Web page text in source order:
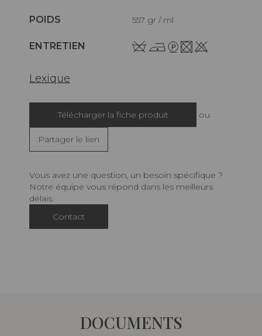
POIDS 557 gr / ml
ENTRETIEN
Lexique
Télécharger la fiche produit ou
Partager le lien
Vous avez une question, un besoin spécifique ?
Notre équipe vous répond dans les meilleurs
délais.
Contact
DOCUMENTS